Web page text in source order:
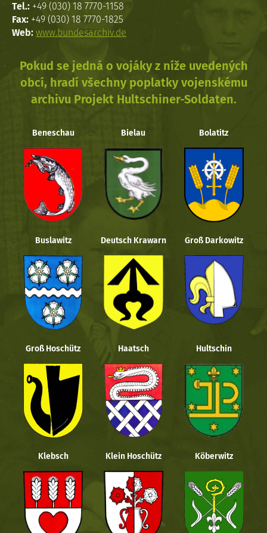
Tel.: +49 (030) 18 7770-1158
Fax: +49 (030) 18 7770-1825
Web: www.bundesarchiv.de
Pokud se jedná o vojáky z níže uvedených
obcí, hradí všechny poplatky vojenskému
archivu Projekt Hultschiner-Soldaten.
Beneschau Bielau Bolatitz
Buslawitz Deutsch Krawarn Groß Darkowitz
Groß Hoschütz Haatsch Hultschin
Klebsch Klein Hoschütz Köberwitz